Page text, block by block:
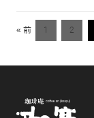
« 前 1 2